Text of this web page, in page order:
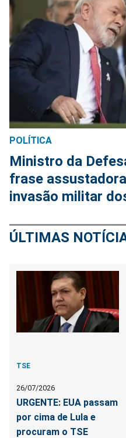
POLÍTICA
Ministro da
frase
invasão militar
ÚLTIMAS
TSE
26/07/2026
URGENTE: EUA passam
por cima de Lula e
procuram o TSE